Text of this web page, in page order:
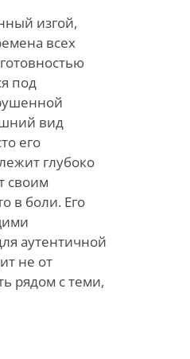
изгой,
всех
под
вид
его
глубоко
своим
в боли. Его
аутентичной
не от
рядом с теми,